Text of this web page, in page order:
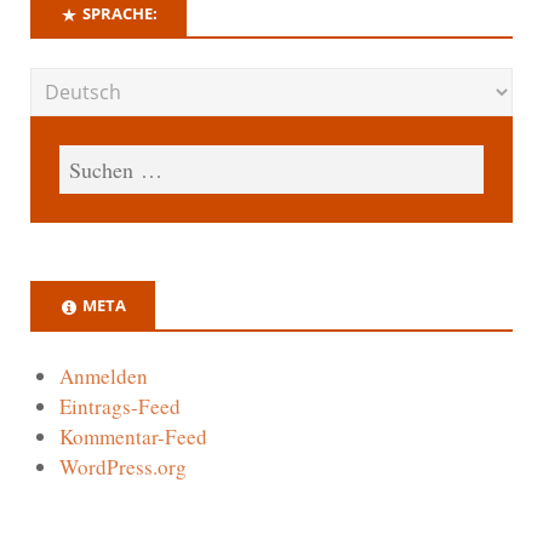
SPRACHE:
META
Anmelden
Eintrags-Feed
Kommentar-Feed
WordPress.org